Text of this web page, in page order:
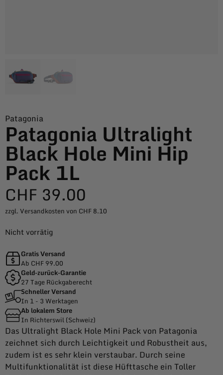
Patagonia
Patagonia Ultralight
Black Hole Mini Hip
Pack 1L
CHF 39.00
zzgl. Versandkosten von CHF 8.10
Nicht vorrätig
Gratis Versand
Ab CHF 99.00
Geld-zurück-Garantie
27 Tage Rückgaberecht
Schneller Versand
In 1 - 3 Werktagen
Ab lokalem Store
In Richterswil (Schweiz)
Das Ultralight Black Hole Mini Pack von Patagonia
zeichnet sich durch Leichtigkeit und Robustheit aus,
zudem ist es sehr klein verstaubar. Durch seine
Multifunktionalität ist diese Hüfttasche ein Toller